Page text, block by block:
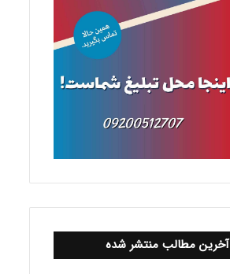
آخرین مطالب منتشر شده